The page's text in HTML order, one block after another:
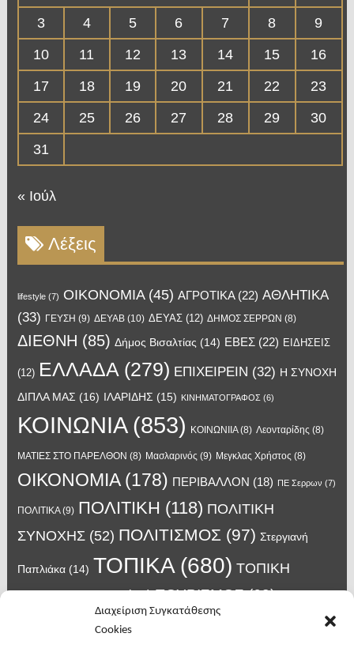
Διαχείριση Συγκατάθεσης
Cookies
3
4 5 6 7 8
9
10
11 12 13 14 15
16
17
18 19 20 21 22
23
24
25 26 27 28 29
30
31
« Ιούλ
Λέξεις
lifestyle(7) OIKONOMIA(45) ΑΓΡΟΤΙΚΑ(22) ΑΘΛΗΤΙΚΑ
(33) ΓΕΥΣΗ (9) ΔΕΥΑΒ(10) ΔΕΥΑΣ(12) ΔΗΜΟΣ ΣΕΡΡΩΝ (8)
ΔΙΕΘΝΗ (85) Δήμος Βισαλτίας (14) ΕΒΕΣ(22) ΕΙΔΗΣΕΙΣ
(12) ΕΛΛΑΔΑ(279) ΕΠΙΧΕΙΡΕΙΝ (32) Η ΣΥΝΟΧΗ
ΔΙΠΛΑ ΜΑΣ (16) ΙΛΑΡΙΔΗΣ (15) ΚΙΝΗΜΑΤΟΓΡΑΦΟΣ (6)
ΚΟΙΝΩΝΙΑ(853) ΚΟΙΝΩΝΙΙΑ(8) Λεονταρίδης (8)
ΜΑΤΙΕΣ ΣΤΟ ΠΑΡΕΛΘΟΝ (8) Μασλαρινός (9) Μεγκλας Χρήστος (8)
ΟΙΚΟΝΟΜΙΑ(178) ΠΕΡΙΒΑΛΛΟΝ (18) ΠΕ Σερρων (7)
ΠΟΛΙΤΙΚΑ(9) ΠΟΛΙΤΙΚΗ (118) ΠΟΛΙΤΙΚΗ
ΣΥΝΟΧΗΣ(52) ΠΟΛΙΤΙΣΜΟΣ (97) Στεργιανή
Παπλιάκα(14) ΤΟΠΙΚΑ(680) ΤΟΠΙΚΗ
ΑΥΤΟΔΙΟΙΚΗΣΗ(45) ΤΟΥΡΙΣΜΟΣ(63)
(14) Χατζηβασιλειου